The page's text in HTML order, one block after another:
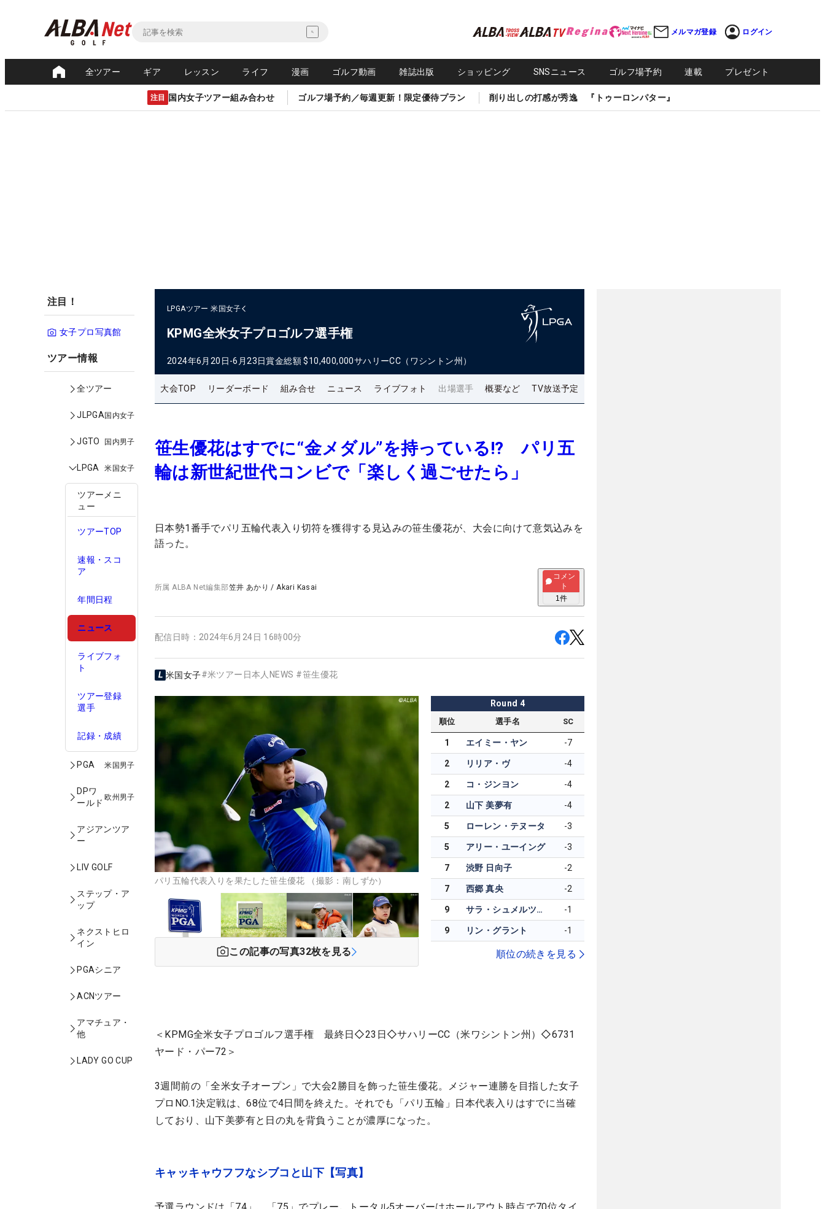
メルマガ登録 ログイン
全ツアー ギア レッスン ライフ 漫画 ゴルフ動画 雑誌出版 ショッピング SNSニュース ゴルフ場予約 連載 プレゼント
注目 国内女子ツアー組み合わせ ゴルフ場予約／毎週更新！限定優待プラン 削り出しの打感が秀逸 『トゥーロンパター』
注目！
女子プロ写真館
ツアー情報
全ツアー
JLPGA国内女子
JGTO 国内男子
LPGA 米国女子
ツアーメニ
ュー
ツアーTOP
速報・スコ
ア
年間日程
ニュース
ライブフォ
ト
ツアー登録
選手
記録・成績
PGA 米国男子
DPワ
ールド
欧州男子
アジアンツア
ー
LIV GOLF
ステップ・ア
ップ
ネクストヒロ
イン
PGAシニア
ACNツアー
アマチュア・
他
LADY GO CUP
LPGAツアー 米国女子
KPMG全米女子プロゴルフ選手権
2024年6月20日-6月23日賞金総額 $10,400,000サハリーCC（ワシントン州）
大会TOP リーダーボード 組み合せ ニュース ライブフォト 出場選手 概要など TV放送予定
笹生優花はすでに“金メダル”を持っている!? パリ五
輪は新世紀世代コンビで「楽しく過ごせたら」
日本勢1番手でパリ五輪代表入り切符を獲得する見込みの笹生優花が、大会に向けて意気込みを
語った。
所属ALBA Net編集部笠井 あかり /Akari Kasai
コメン
ト
1件
配信日時： 2024年6月24日 16時00分
米国女子#米ツアー日本人NEWS #笹生優花
パリ五輪代表入りを果たした笹生優花 （撮影：南しずか）
この記事の写真32枚を見る
Round 4
順位 選手名 SC
1 エイミー・ヤン -7
2 リリア・ヴ -4
2 コ・ジンヨン -4
2 山下 美夢有 -4
5 ローレン・テヌータ -3
5 アリー・ユーイング -3
7 渋野 日向子 -2
7 西郷 真央 -2
9 サラ・シュメルツェル -1
9 リン・グラント -1
順位の続きを見る
＜KPMG全米女子プロゴルフ選手権 最終日◇23日◇サハリーCC（米ワシントン州）◇6731
ヤード・パー72＞
3週間前の「全米女子オープン」で大会2勝目を飾った笹生優花。メジャー連勝を目指した女子
プロNO.1決定戦は、68位で4日間を終えた。それでも「パリ五輪」日本代表入りはすでに当確
しており、山下美夢有と日の丸を背負うことが濃厚になった。
キャッキャウフフなシブコと山下【写真】